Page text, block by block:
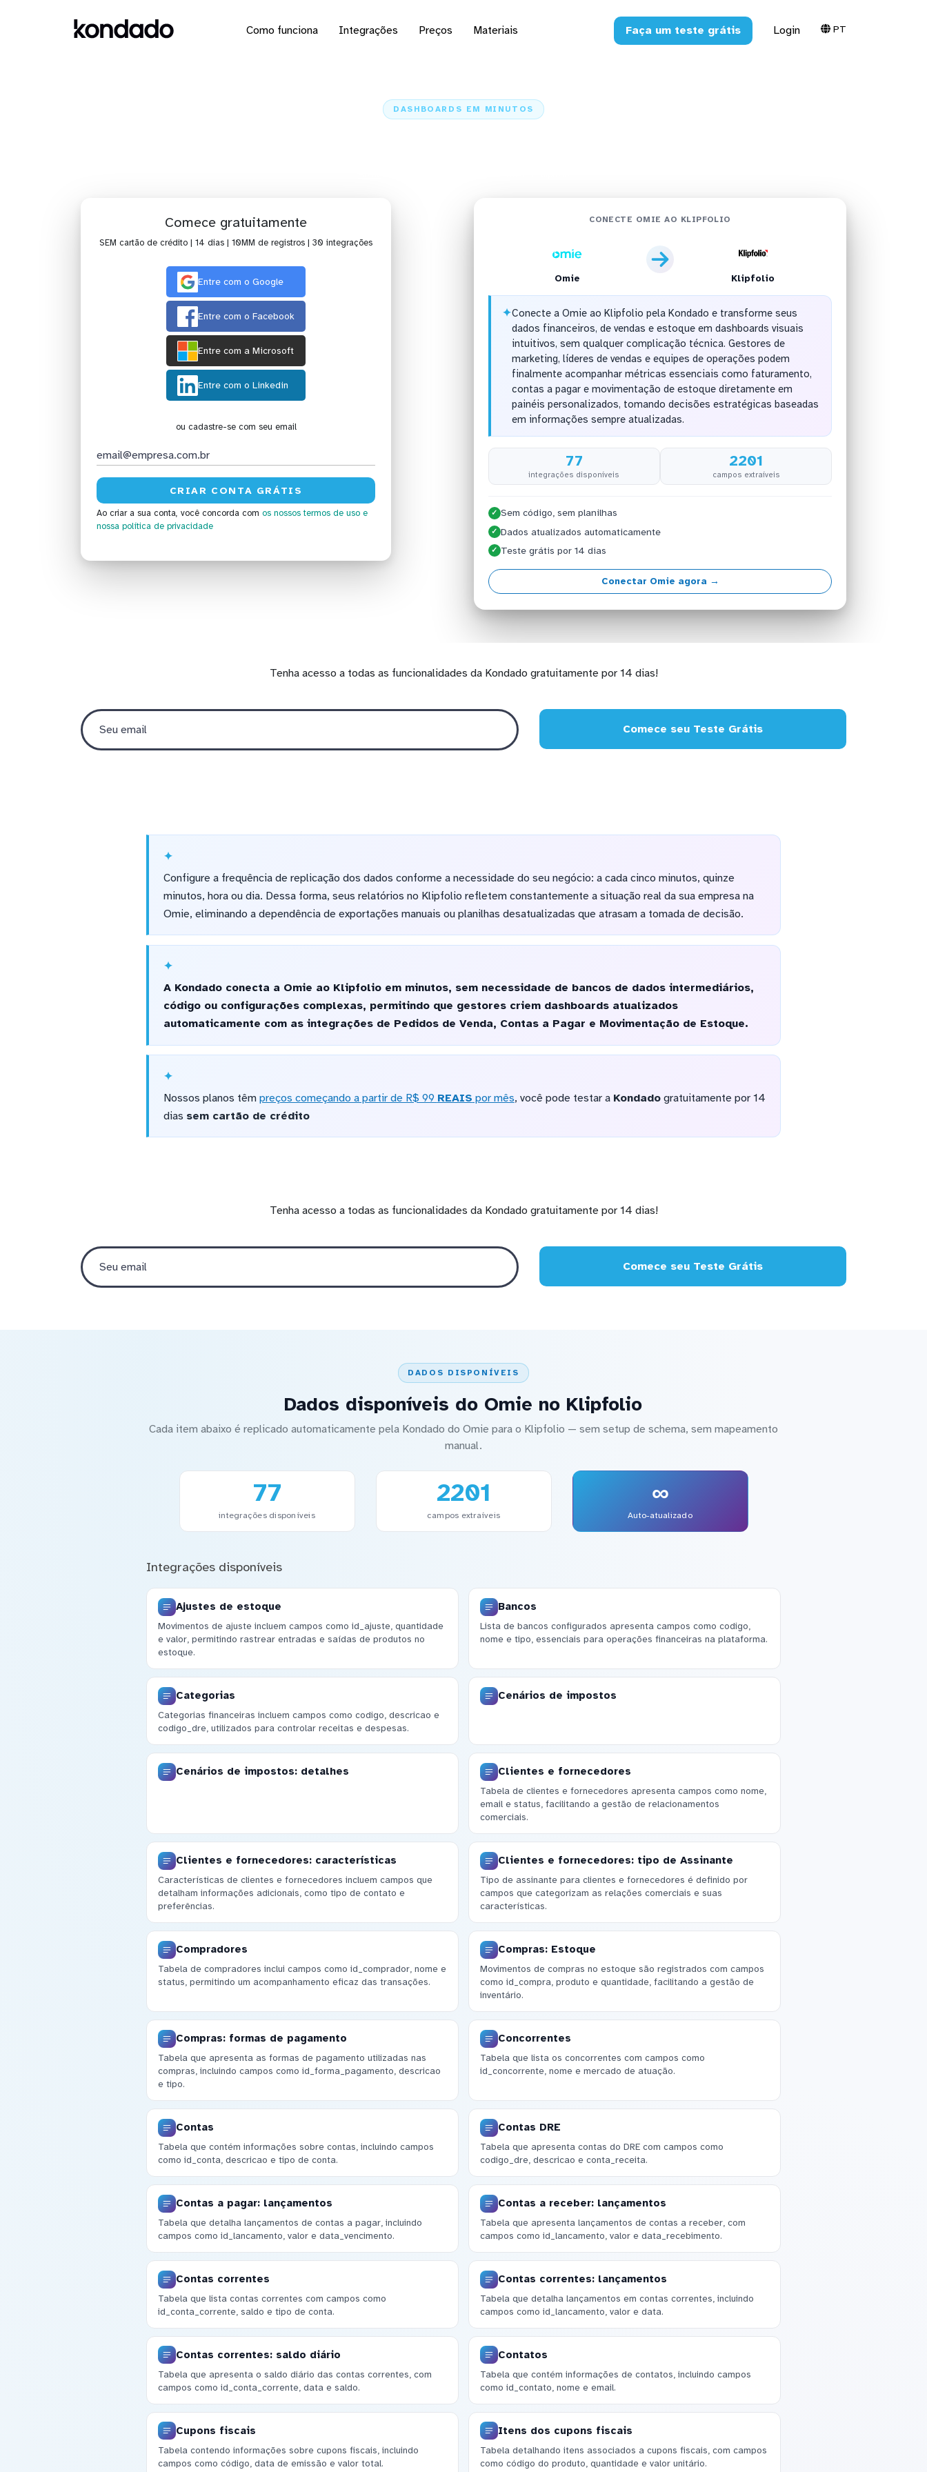
Como funciona Integrações Preços Materiais Faça um teste grátis Login PT
DASHBOARDS EM MINUTOS
Comece gratuitamente
SEM cartão de crédito | 14 dias | 10MM de registros | 30 integrações
Entre com o Google
Entre com o Facebook
Entre com a Microsoft
Entre com o Linkedin
ou cadastre-se com seu email
Ao criar a sua conta, você concorda com os nossos termos de uso e
nossa política de privacidade
CONECTE OMIE AO KLIPFOLIO
Omie Klipfolio
✦Conecte a Omie ao Klipfolio pela Kondado e transforme seus
dados financeiros, de vendas e estoque em dashboards visuais
intuitivos, sem qualquer complicação técnica. Gestores de
marketing, líderes de vendas e equipes de operações podem
finalmente acompanhar métricas essenciais como faturamento,
contas a pagar e movimentação de estoque diretamente em
painéis personalizados, tomando decisões estratégicas baseadas
em informações sempre atualizadas.
77
integrações disponíveis
2201
campos extraíveis
✓ Sem código, sem planilhas
✓ Dados atualizados automaticamente
✓ Teste grátis por 14 dias
Conectar Omie agora →
Tenha acesso a todas as funcionalidades da Kondado gratuitamente por 14 dias!
Comece seu Teste Grátis
Configure a frequência de replicação dos dados conforme a necessidade do seu negócio: a cada cinco minutos, quinze
minutos, hora ou dia. Dessa forma, seus relatórios no Klipfolio refletem constantemente a situação real da sua empresa na
Omie, eliminando a dependência de exportações manuais ou planilhas desatualizadas que atrasam a tomada de decisão.
A Kondado conecta a Omie ao Klipfolio em minutos, sem necessidade de bancos de dados intermediários,
código ou configurações complexas, permitindo que gestores criem dashboards atualizados
automaticamente com as integrações de Pedidos de Venda, Contas a Pagar e Movimentação de Estoque.
Nossos planos têm preços começando a partir de R$ 99 REAIS por mês, você pode testar a Kondadogratuitamente por 14
dias sem cartão de crédito
Tenha acesso a todas as funcionalidades da Kondado gratuitamente por 14 dias!
Comece seu Teste Grátis
DADOS DISPONÍVEIS
Dados disponíveis do Omie no Klipfolio
Cada item abaixo é replicado automaticamente pela Kondado do Omie para o Klipfolio — sem setup de schema, sem mapeamento
manual.
77
integrações disponíveis
2201
campos extraíveis
∞
Auto-atualizado
Integrações disponíveis
Ajustes de estoque
Movimentos de ajuste incluem campos como id_ajuste, quantidade
e valor, permitindo rastrear entradas e saídas de produtos no
estoque.
Bancos
Lista de bancos configurados apresenta campos como codigo,
nome e tipo, essenciais para operações financeiras na plataforma.
Categorias
Categorias financeiras incluem campos como codigo, descricao e
codigo_dre, utilizados para controlar receitas e despesas.
Cenários de impostos
Cenários de impostos: detalhes Clientes e fornecedores
Tabela de clientes e fornecedores apresenta campos como nome,
email e status, facilitando a gestão de relacionamentos
comerciais.
Clientes e fornecedores: características
Características de clientes e fornecedores incluem campos que
detalham informações adicionais, como tipo de contato e
preferências.
Clientes e fornecedores: tipo de Assinante
Tipo de assinante para clientes e fornecedores é definido por
campos que categorizam as relações comerciais e suas
características.
Compradores
Tabela de compradores inclui campos como id_comprador, nome e
status, permitindo um acompanhamento eficaz das transações.
Compras: Estoque
Movimentos de compras no estoque são registrados com campos
como id_compra, produto e quantidade, facilitando a gestão de
inventário.
Compras: formas de pagamento
Tabela que apresenta as formas de pagamento utilizadas nas
compras, incluindo campos como id_forma_pagamento, descricao
e tipo.
Concorrentes
Tabela que lista os concorrentes com campos como
id_concorrente, nome e mercado de atuação.
Contas
Tabela que contém informações sobre contas, incluindo campos
como id_conta, descricao e tipo de conta.
Contas DRE
Tabela que apresenta contas do DRE com campos como
codigo_dre, descricao e conta_receita.
Contas a pagar: lançamentos
Tabela que detalha lançamentos de contas a pagar, incluindo
campos como id_lancamento, valor e data_vencimento.
Contas a receber: lançamentos
Tabela que apresenta lançamentos de contas a receber, com
campos como id_lancamento, valor e data_recebimento.
Contas correntes
Tabela que lista contas correntes com campos como
id_conta_corrente, saldo e tipo de conta.
Contas correntes: lançamentos
Tabela que detalha lançamentos em contas correntes, incluindo
campos como id_lancamento, valor e data.
Contas correntes: saldo diário
Tabela que apresenta o saldo diário das contas correntes, com
campos como id_conta_corrente, data e saldo.
Contatos
Tabela que contém informações de contatos, incluindo campos
como id_contato, nome e email.
Cupons fiscais
Tabela contendo informações sobre cupons fiscais, incluindo
campos como código, data de emissão e valor total.
Itens dos cupons fiscais
Tabela detalhando itens associados a cupons fiscais, com campos
como código do produto, quantidade e valor unitário.